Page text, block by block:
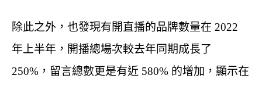
除此之外，也發現有開直播的品牌數量在 2022
年上半年，開播總場次較去年同期成長了
250%，留言總數更是有近 580% 的增加，顯示在